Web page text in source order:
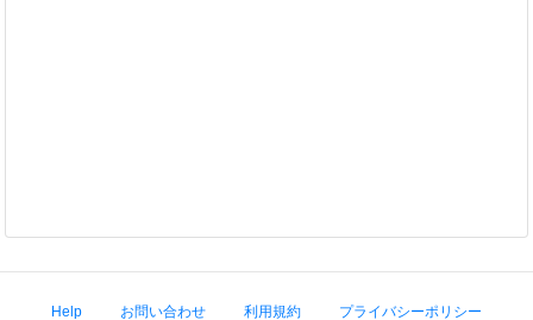
Help お問い合わせ 利用規約 プライバシーポリシー